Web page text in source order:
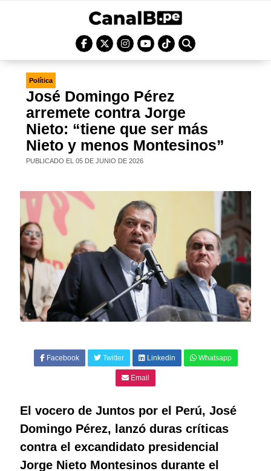
Política
José Domingo Pérez
arremete contra Jorge
Nieto: “tiene que ser más
Nieto y menos Montesinos”
PUBLICADO EL 05 DE JUNIO DE 2026
Facebook Twitter Linkedin Whatsapp
Email
El vocero de Juntos por el Perú, José
Domingo Pérez, lanzó duras críticas
contra el excandidato presidencial
Jorge Nieto Montesinos durante el